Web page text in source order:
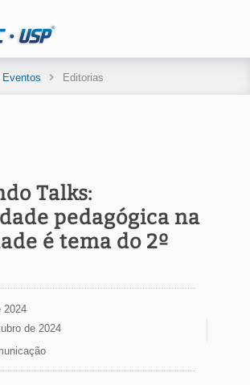
Editorias
Talks:
pedagógica na
é tema do 2º
2024
de 2024